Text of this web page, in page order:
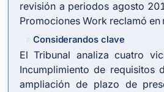
revisión a periodos agosto
Promociones Work reclamó en
Considerandos clave
El Tribunal analiza cuatro
Incumplimiento de requisitos
ampliación de plazo de